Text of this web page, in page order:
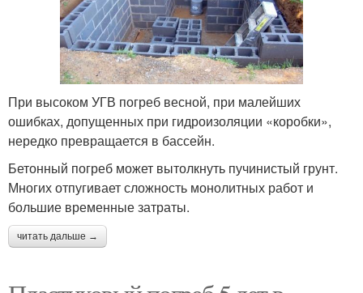
При высоком УГВ погреб весной, при малейших
ошибках, допущенных при гидроизоляции «коробки»,
нередко превращается в бассейн.
Бетонный погреб может вытолкнуть пучинистый грунт.
Многих отпугивает сложность монолитных работ и
большие временные затраты.
читать дальше →